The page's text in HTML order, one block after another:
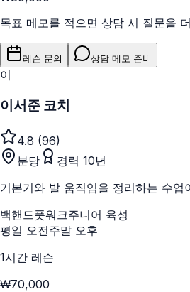
목표 메모를 적으면 상담 시 질문을
레슨 문의 상담 메모 준비
이
이서준 코치
4.8 (96)
분당
경력 10년
기본기와 발 움직임을 정리하는 수
백핸드풋워크주니어 육성
평일 오전주말 오후
1시간 레슨
₩70,000